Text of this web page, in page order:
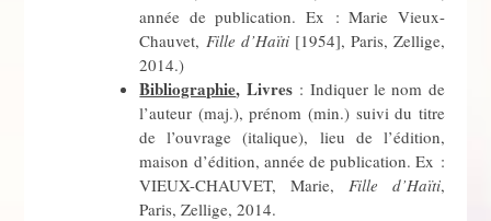
année de publication. Ex : Marie Vieux-
Chauvet, Fille d’Haïti [1954], Paris, Zellige,
2014.)
Bibliographie, Livres: Indiquer le nom de
l’auteur (maj.), prénom (min.) suivi du titre
de l’ouvrage (italique), lieu de l’édition,
maison d’édition, année de publication. Ex :
VIEUX-CHAUVET, Marie, Fille d’Haïti,
Paris, Zellige, 2014.